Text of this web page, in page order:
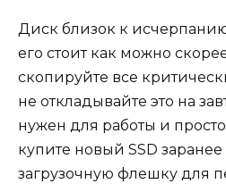
Диск близок к
его стоит как можно
скопируйте все
не откладывайте это на
нужен для работы и
купите новый SSD заранее
загрузочную флешку для